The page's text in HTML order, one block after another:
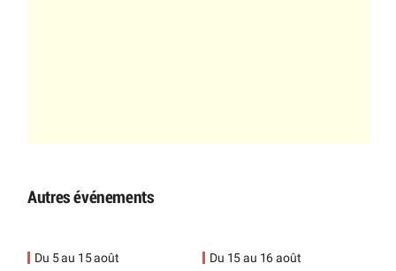
Autres événements
Du 5 au 15 août Du 15 au 16 août